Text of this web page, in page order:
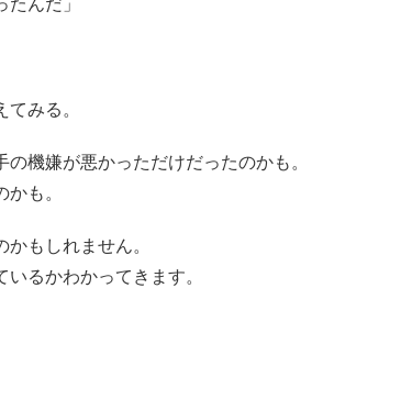
みる。
機嫌が悪かっただけだったのかも。
も。
もしれません。
るかわかってきます。